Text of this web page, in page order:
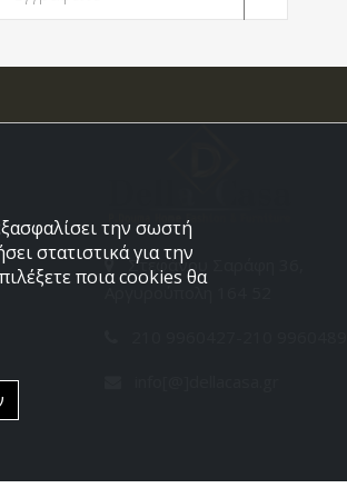
Στεφάνου Σαράφη 36,
την σωστή
στατιστικά για την
ποια cookies θα